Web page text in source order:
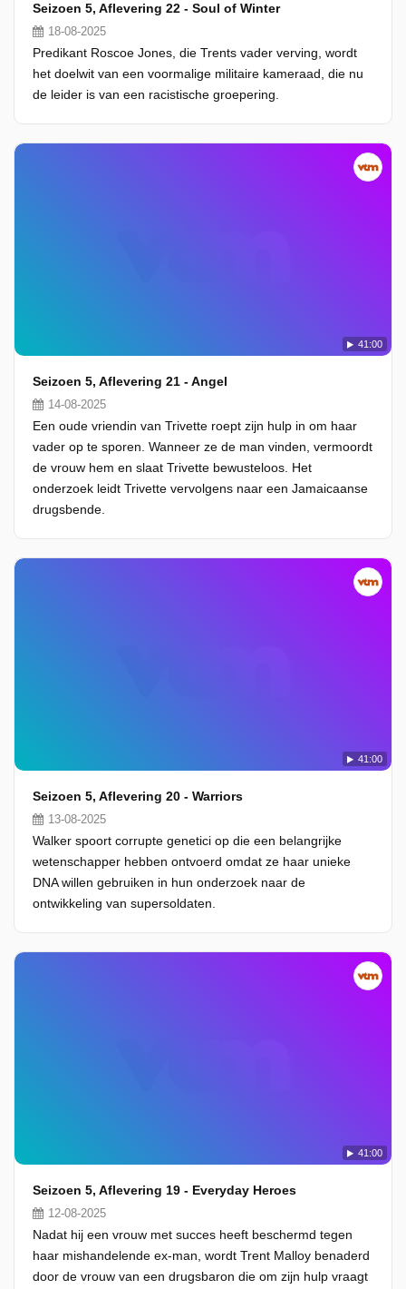
Seizoen 5, Aflevering 22 - Soul of Winter
18-08-2025
Predikant Roscoe Jones, die Trents vader verving, wordt
het doelwit van een voormalige militaire kameraad, die nu
de leider is van een racistische groepering.
41:00
Seizoen 5, Aflevering 21 - Angel
14-08-2025
Een oude vriendin van Trivette roept zijn hulp in om haar
vader op te sporen. Wanneer ze de man vinden, vermoordt
de vrouw hem en slaat Trivette bewusteloos. Het
onderzoek leidt Trivette vervolgens naar een Jamaicaanse
drugsbende.
41:00
Seizoen 5, Aflevering 20 - Warriors
13-08-2025
Walker spoort corrupte genetici op die een belangrijke
wetenschapper hebben ontvoerd omdat ze haar unieke
DNA willen gebruiken in hun onderzoek naar de
ontwikkeling van supersoldaten.
41:00
Seizoen 5, Aflevering 19 - Everyday Heroes
12-08-2025
Nadat hij een vrouw met succes heeft beschermd tegen
haar mishandelende ex-man, wordt Trent Malloy benaderd
door de vrouw van een drugsbaron die om zijn hulp vraagt